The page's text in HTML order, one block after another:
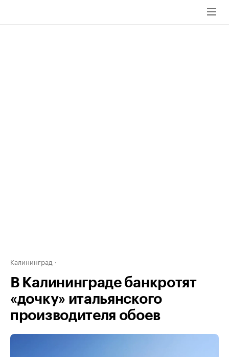
Калининград
В Калининграде банкротят
«дочку» итальянского
производителя обоев